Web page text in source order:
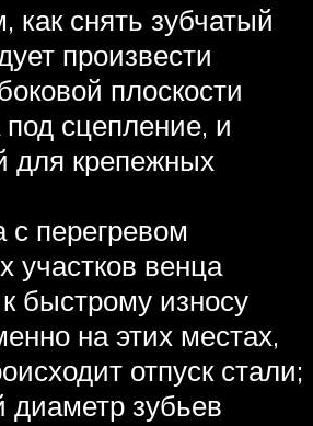
как снять зубчатый
произвести
плоскости
сцепление, и
для крепежных
с перегревом
участков венца
быстрому износу
на этих местах,
отпуск стали;
диаметр зубьев